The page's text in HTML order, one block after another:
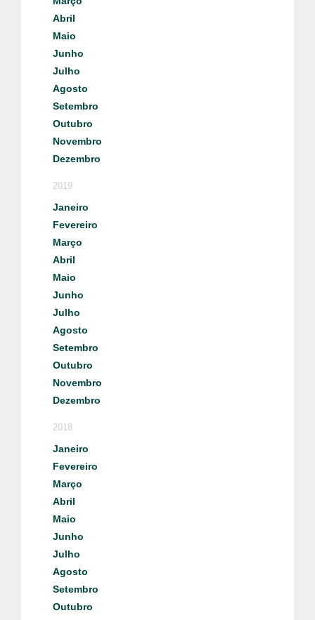
Abril
Maio
Junho
Julho
Agosto
Setembro
Outubro
Novembro
Dezembro
2019
Janeiro
Fevereiro
Março
Abril
Maio
Junho
Julho
Agosto
Setembro
Outubro
Novembro
Dezembro
2018
Janeiro
Fevereiro
Março
Abril
Maio
Junho
Julho
Agosto
Setembro
Outubro